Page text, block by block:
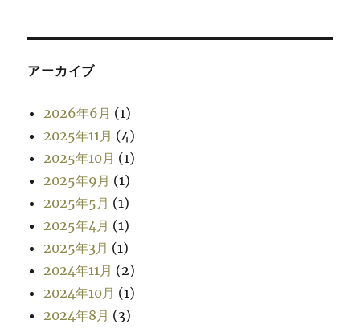
アーカイブ
2026年6月 (1)
2025年11月 (4)
2025年10月 (1)
2025年9月 (1)
2025年5月 (1)
2025年4月 (1)
2025年3月 (1)
2024年11月 (2)
2024年10月 (1)
2024年8月 (3)